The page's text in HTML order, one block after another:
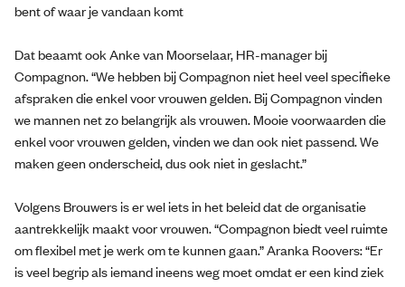
bent of waar je vandaan komt
Dat beaamt ook Anke van Moorselaar, HR-manager bij
Compagnon. “We hebben bij Compagnon niet heel veel specifieke
afspraken die enkel voor vrouwen gelden. Bij Compagnon vinden
we mannen net zo belangrijk als vrouwen. Mooie voorwaarden die
enkel voor vrouwen gelden, vinden we dan ook niet passend. We
maken geen onderscheid, dus ook niet in geslacht.”
Volgens Brouwers is er wel iets in het beleid dat de organisatie
aantrekkelijk maakt voor vrouwen. “Compagnon biedt veel ruimte
om flexibel met je werk om te kunnen gaan.” Aranka Roovers: “Er
is veel begrip als iemand ineens weg moet omdat er een kind ziek